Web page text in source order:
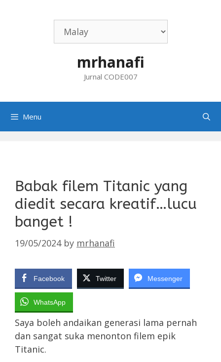
mrhanafi
Jurnal CODE007
Menu
Babak filem Titanic yang
diedit secara kreatif…lucu
banget !
19/05/2024 by mrhanafi
Facebook Twitter Messenger
WhatsApp
Saya boleh andaikan generasi lama pernah
dan sangat suka menonton filem epik
Titanic.